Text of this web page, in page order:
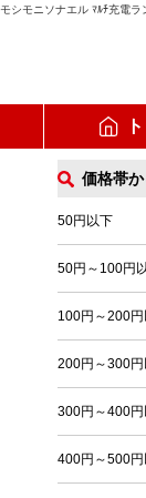
モシモニソナエル ﾏﾙﾁ充電ラ
価格帯
50円以下
50円～100円
100円～200
200円～300円
300円～400円
400円～500円